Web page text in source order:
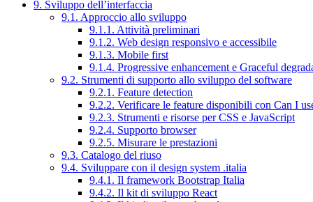
9. Sviluppo dell’interfaccia
9.1. Approccio allo sviluppo
9.1.1. Attività preliminari
9.1.2. Web design responsivo e accessibile
9.1.3. Mobile first
9.1.4. Progressive enhancement e Graceful
9.2. Strumenti di supporto allo sviluppo del software
9.2.1. Feature detection
9.2.2. Verificare le feature disponibili con Can I
9.2.3. Strumenti e risorse per CSS e JavaScript
9.2.4. Supporto browser
9.2.5. Misurare le prestazioni
9.3. Catalogo del riuso
9.4. Sviluppare con il design system .italia
9.4.1. Il framework Bootstrap Italia
9.4.2. Il kit di sviluppo React